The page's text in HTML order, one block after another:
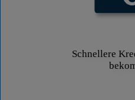
Schnellere